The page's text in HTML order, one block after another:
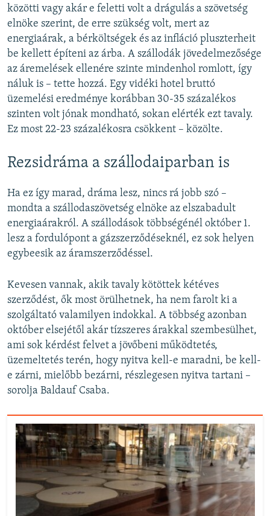
közötti vagy akár e feletti volt a drágulás a szövetség
elnöke szerint, de erre szükség volt, mert az
energiaárak, a bérköltségek és az infláció pluszterheit
be kellett építeni az árba. A szállodák jövedelmezősége
az áremelések ellenére szinte mindenhol romlott, így
náluk is – tette hozzá. Egy vidéki hotel bruttó
üzemelési eredménye korábban 30-35 százalékos
szinten volt jónak mondható, sokan elérték ezt tavaly.
Ez most 22-23 százalékosra csökkent – közölte.
Rezsidráma a szállodaiparban is
Ha ez így marad, dráma lesz, nincs rá jobb szó –
mondta a szállodaszövetség elnöke az elszabadult
energiaárakról. A szállodások többségénél október 1.
lesz a fordulópont a gázszerződéseknél, ez sok helyen
egybeesik az áramszerződéssel.
Kevesen vannak, akik tavaly kötöttek kétéves
szerződést, ők most örülhetnek, ha nem farolt ki a
szolgáltató valamilyen indokkal. A többség azonban
október elsejétől akár tízszeres árakkal szembesülhet,
ami sok kérdést felvet a jövőbeni működtetés,
üzemeltetés terén, hogy nyitva kell-e maradni, be kell-
e zárni, mielőbb bezárni, részlegesen nyitva tartani –
sorolja Baldauf Csaba.